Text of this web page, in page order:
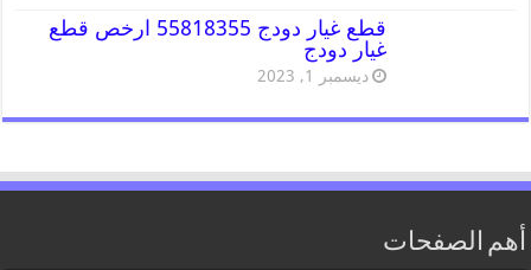
قطع غيار دودج 55818355 ارخص قطع
غيار دودج
ديسمبر 1, 2023
أهم الصفحات